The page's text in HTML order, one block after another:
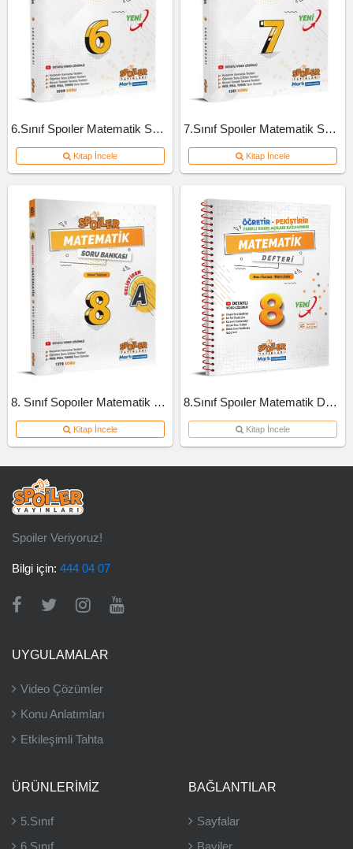
6.Sınıf Spoıler Matematik Soru Bankası 2023
Kitap İncele
7.Sınıf Spoıler Matematik Soru Bankası
Kitap İncele
8. Sınıf Sopoıler Matematik Soru Bankası A Kitap 2023
Kitap İncele
8.Sınıf Spoıler Matematik Defteri
Kitap İncele
Spoiler Veriyoruz!
Bilgi için: 444 04 07
UYGULAMALAR
Video Çözümler
Konu Anlatımları
Etkileşimli Tahta
ÜRÜNLERIMIZ
5.Sınıf
6.Sınıf
BAĞLANTILAR
Sayfalar
Bayiler